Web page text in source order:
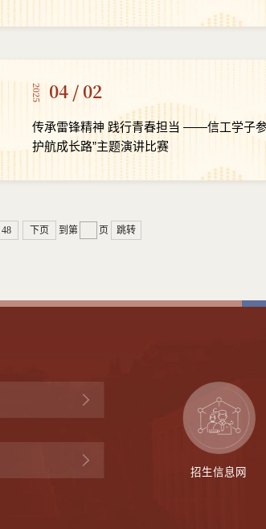
2025 04 / 02
传承雷锋精神 践行青春担当 ——信工学子
护航成长路”主题演讲比赛
48 下页 到第 页 跳转
招生信息网